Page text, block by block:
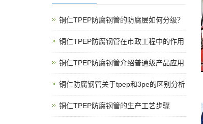
铜仁TPEP防腐钢管的防腐层如何分级？
铜仁TPEP防腐钢管在市政工程中的作用
铜仁TPEP防腐钢管介绍普通级产品应用
铜仁防腐钢管关于tpep和3pe的区别分析
铜仁TPEP防腐钢管的生产工艺步骤